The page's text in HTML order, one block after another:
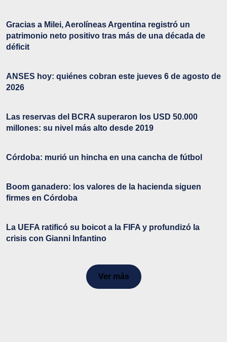
Gracias a Milei, Aerolíneas Argentina registró un
patrimonio neto positivo tras más de una década de
déficit
ANSES hoy: quiénes cobran este jueves 6 de agosto de
2026
Las reservas del BCRA superaron los USD 50.000
millones: su nivel más alto desde 2019
Córdoba: murió un hincha en una cancha de fútbol
Boom ganadero: los valores de la hacienda siguen
firmes en Córdoba
La UEFA ratificó su boicot a la FIFA y profundizó la
crisis con Gianni Infantino
Ver más